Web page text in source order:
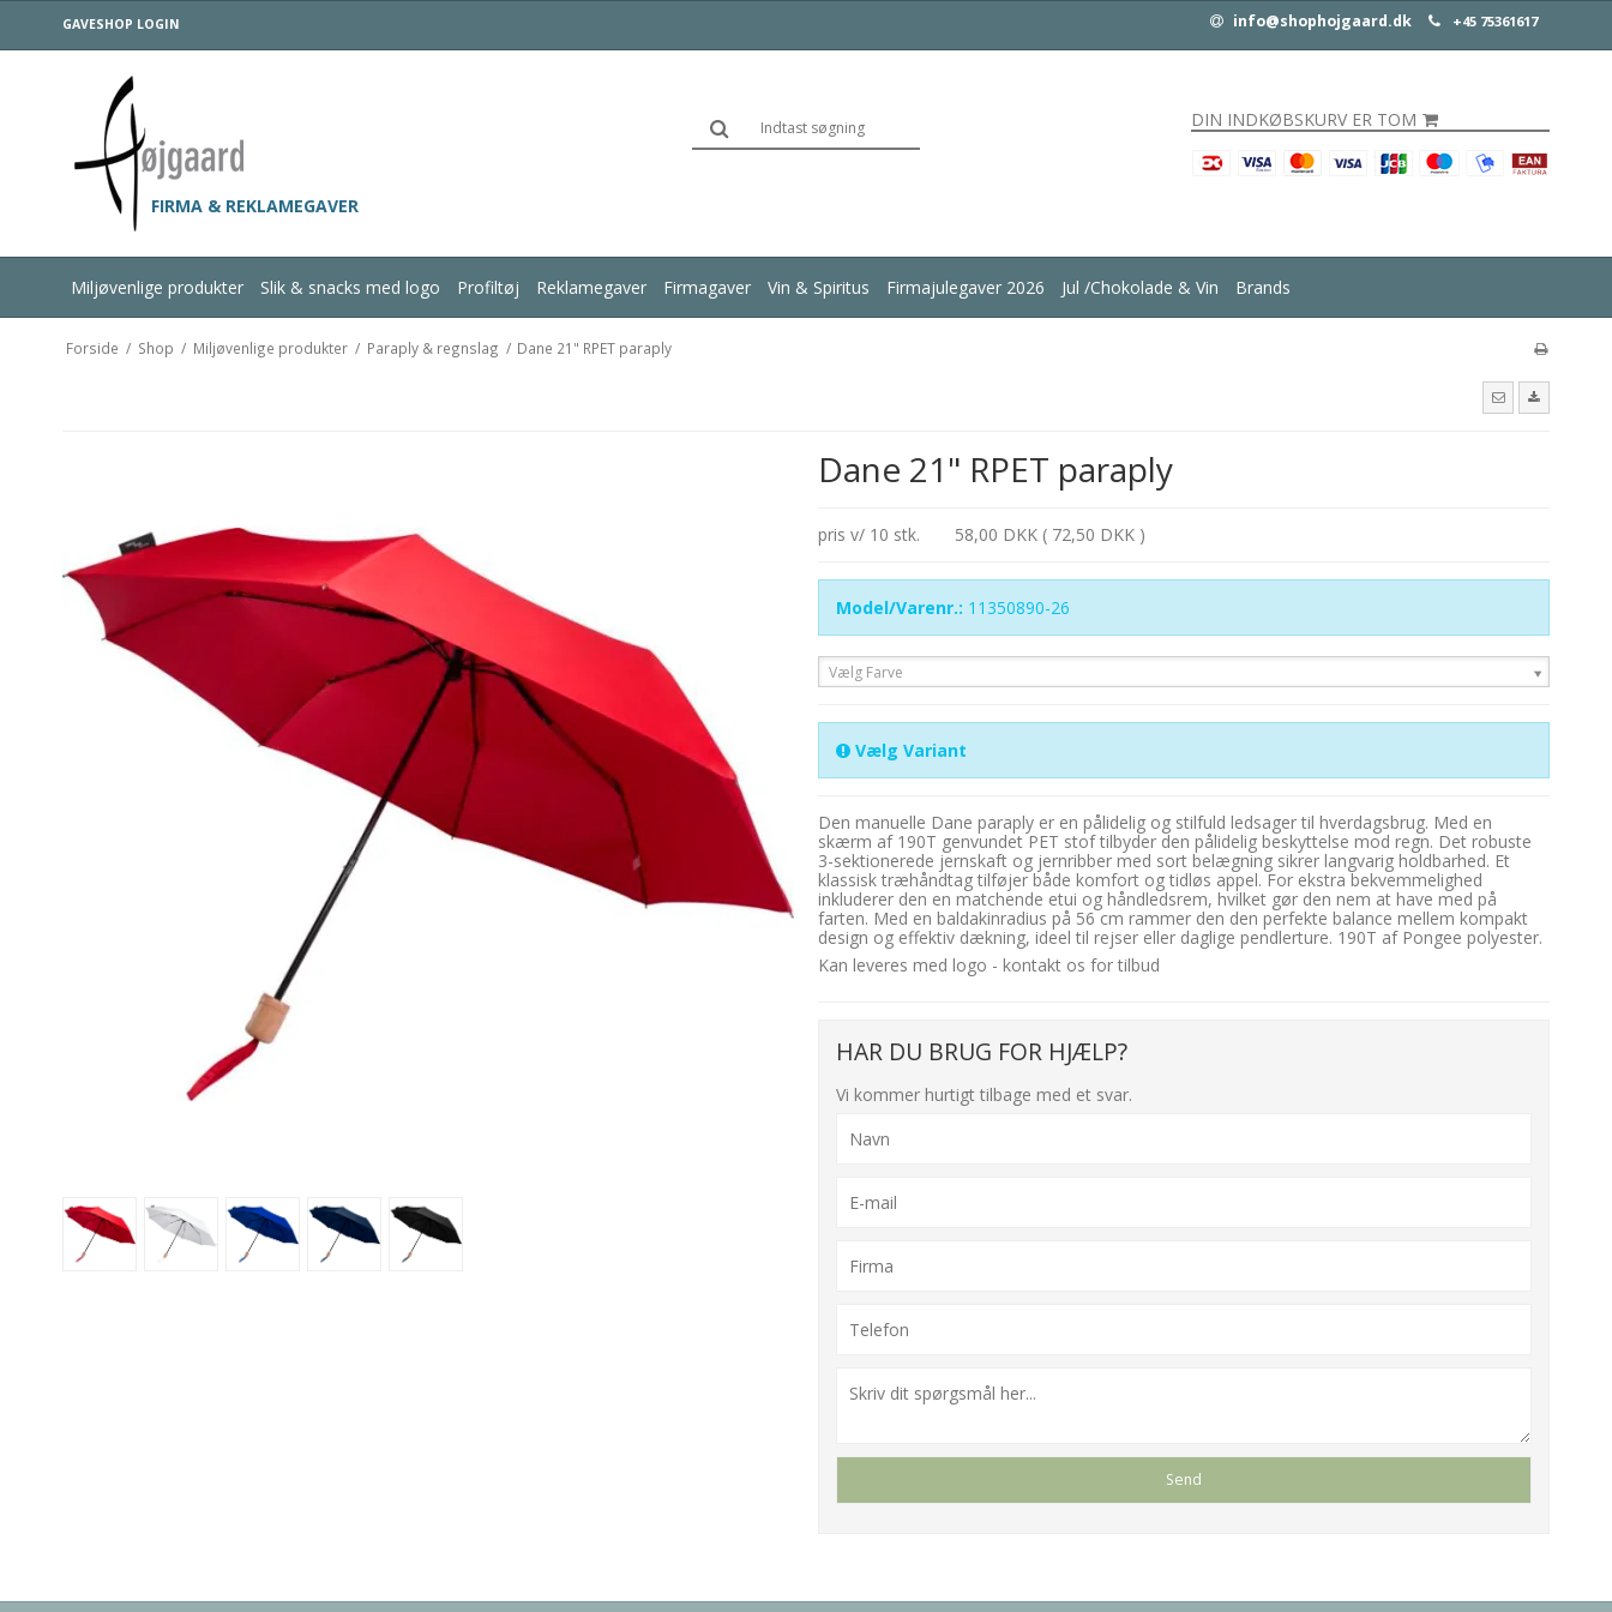
GAVESHOP LOGIN info@shophojgaard.dk +45 75361617
FIRMA & REKLAMEGAVER
DIN INDKØBSKURV ER TOM
Miljøvenlige produkter Slik & snacks med logo Profiltøj Reklamegaver Firmagaver Vin & Spiritus Firmajulegaver 2026 Jul /Chokolade & Vin Brands
Forside / Shop / Miljøvenlige produkter / Paraply & regnslag / Dane 21" RPET paraply
Dane 21" RPET paraply
pris v/ 10 stk. 58,00 DKK ( 72,50 DKK )
Model/Varenr.: 11350890-26
Vælg Farve
Vælg Variant
Den manuelle Dane paraply er en pålidelig og stilfuld ledsager til hverdagsbrug. Med en
skærm af 190T genvundet PET stof tilbyder den pålidelig beskyttelse mod regn. Det robuste
3-sektionerede jernskaft og jernribber med sort belægning sikrer langvarig holdbarhed. Et
klassisk træhåndtag tilføjer både komfort og tidløs appel. For ekstra bekvemmelighed
inkluderer den en matchende etui og håndledsrem, hvilket gør den nem at have med på
farten. Med en baldakinradius på 56 cm rammer den den perfekte balance mellem kompakt
design og effektiv dækning, ideel til rejser eller daglige pendlerture. 190T af Pongee polyester.
Kan leveres med logo - kontakt os for tilbud
HAR DU BRUG FOR HJÆLP?
Vi kommer hurtigt tilbage med et svar.